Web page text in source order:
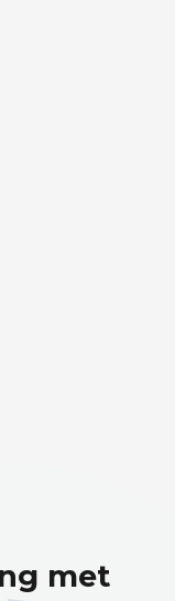
met